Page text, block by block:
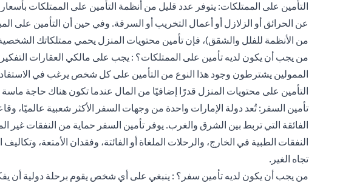
التأمين على الممتلكات: يتوفر عدد قليل من أنظمة التأمين على الممتلكات
عن الحرائق أو الزلازل أو أعمال التخريب أو السرقة. وفي حين أن التأمين على
من الأنظمة للفلل والشقق)، فإن تأمين محتويات المنزل يحمي ممتلكاتك
من يجب أن يكون لديه تأمين على الممتلكات؟ : يجب على مالكي العقارات
الممولين يشترطون وجود هذا النوع من التأمين على كل شخص يرغب في
التأمين على محتويات المنزل قدرًا إضافيًا من المال عندما تكون هناك حاجة ماسة
تأمين السفر: تُعد دولة الإمارات واحدة من وجهات السفر الأكثر شعبية عالميًا،
الفائقة التي تربط بين الشرق والغرب. يوفر تأمين السفر حماية من النفقات غير
النفقات الطبية في الخارج، والرحلات الملغاة أو الفائتة، وفقدان الأمتعة،
تجاه الغير.
من يجب أن يكون لديه تأمين سفر؟ : ينبغي على أي شخص يقوم برحلة دولية أن